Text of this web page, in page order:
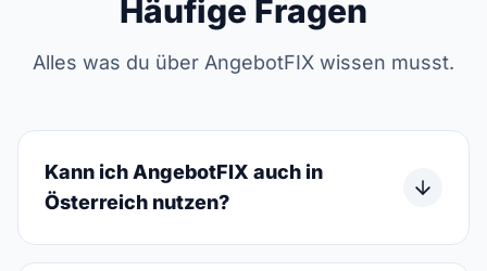
Häufige Fragen
Alles was du über AngebotFIX wissen musst.
Kann ich AngebotFIX auch in
Österreich nutzen?